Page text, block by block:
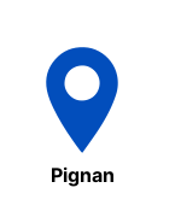
Pignan